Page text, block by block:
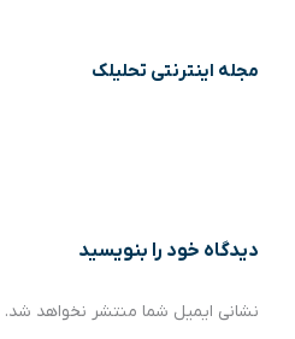
مجله اینترنتی تحلیلک
دیدگاه‌ خود را بنویسید
نشانی ایمیل شما منتشر نخواهد شد.